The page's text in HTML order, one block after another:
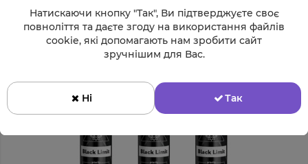
Натискаючи кнопку "Так", Ви підтверджуєте своє
повноліття та даєте згоду на використання файлів
cookie, які допомагають нам зробити сайт
зручнішим для Вас.
Ні Так